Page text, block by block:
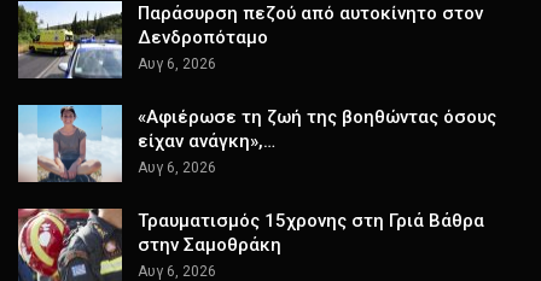
Παράσυρση πεζού από αυτοκίνητο στον
Δενδροπόταμο
Αυγ 6, 2026
«Αφιέρωσε τη ζωή της βοηθώντας όσους
είχαν ανάγκη»,…
Αυγ 6, 2026
Τραυματισμός 15χρονης στη Γριά Βάθρα
στην Σαμοθράκη
Αυγ 6, 2026